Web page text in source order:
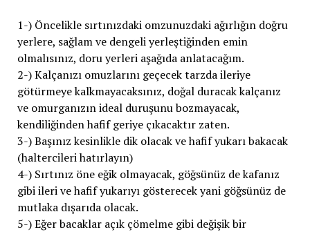
1-) Öncelikle sırtınızdaki omzunuzdaki ağırlığın doğru
yerlere, sağlam ve dengeli yerleştiğinden emin
olmalısınız, doru yerleri aşağıda anlatacağım.
2-) Kalçanızı omuzlarını geçecek tarzda ileriye
götürmeye kalkmayacaksınız, doğal duracak kalçanız
ve omurganızın ideal duruşunu bozmayacak,
kendiliğinden hafif geriye çıkacaktır zaten.
3-) Başınız kesinlikle dik olacak ve hafif yukarı bakacak
(haltercileri hatırlayın)
4-) Sırtınız öne eğik olmayacak, göğsünüz de kafanız
gibi ileri ve hafif yukarıyı gösterecek yani göğsünüz de
mutlaka dışarıda olacak.
5-) Eğer bacaklar açık çömelme gibi değişik bir